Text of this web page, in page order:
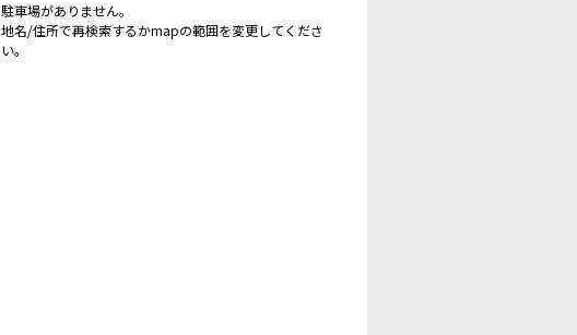
駐車場がありません。
地名/住所で再検索するかmapの範囲を変更してくださ
い。